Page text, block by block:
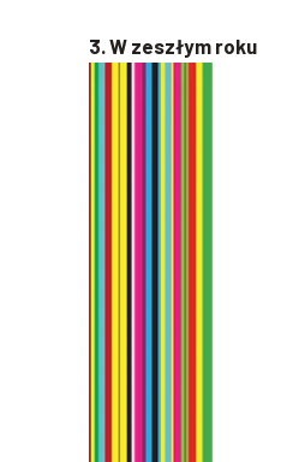
3. W zeszłym roku